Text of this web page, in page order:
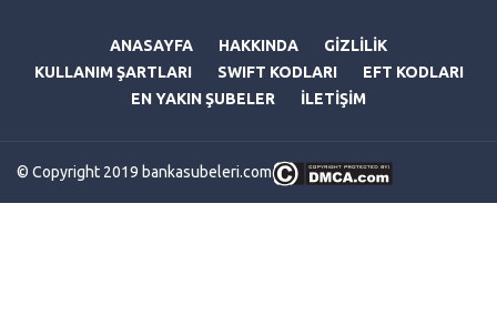
ANASAYFA HAKKINDA
GİZLİLİK
KULLANIM ŞARTLARI
SWIFT KODLARI
EFT KODLARI
EN YAKIN ŞUBELER
İLETİŞİM
© Copyright 2019 bankasubeleri.com